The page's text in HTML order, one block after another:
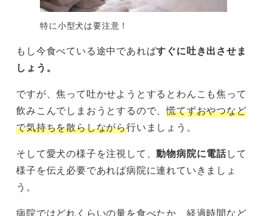
特に小型犬は要注意！
もし今食べている途中であればすぐに吐き出させま
しょう。
ですが、焦って吐かせようとするとわんこも焦って
飲みこんでしまおうとするので、慌てずおやつなど
で気持ちを散らしながら行いましょう。
そして愛犬の様子を注視して、動物病院に電話して
様子を伝え必要であれば病院に連れていきましょ
う。
病院ではどれくらいの量を食べたか、経過時間など